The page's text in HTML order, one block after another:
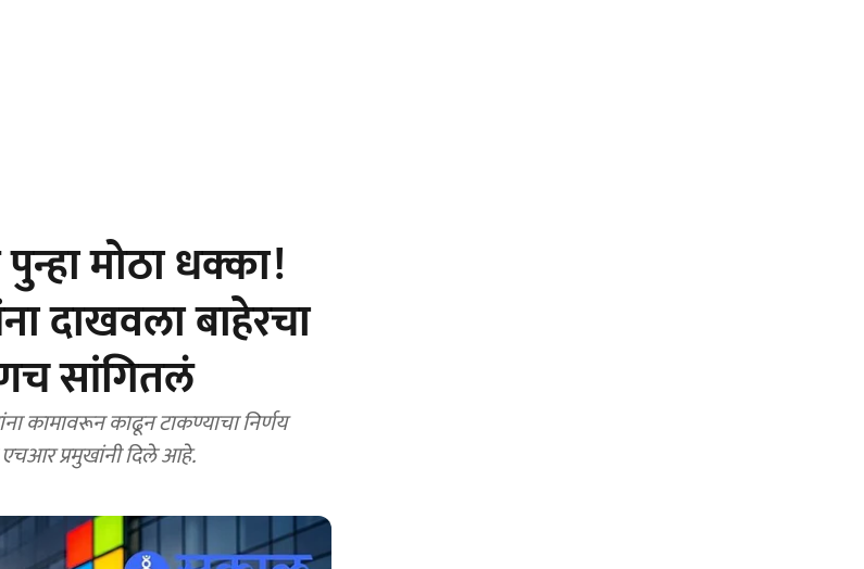
मोठा धक्का!
दाखवला बाहेरचा
सांगितलं
कामावरून काढून टाकण्याचा निर्णय
प्रमुखांनी दिले आहे.